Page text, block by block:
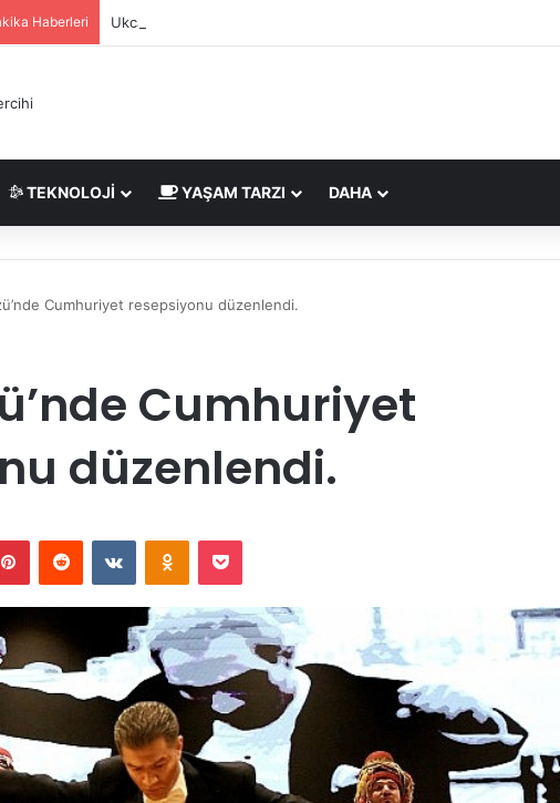
Haberleri Ukca Belgesi İngiltere Pazarı İçin Yeni Uygunluk İşareti
TEKNOLOJI YAŞAM TARZI DAHA
Cumhuriyet resepsiyonu düzenlendi.
Cumhuriyet
düzenlendi.